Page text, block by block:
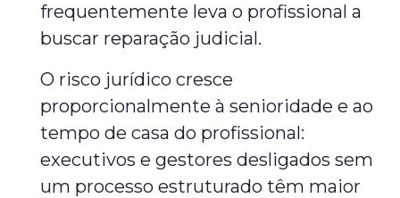
frequentemente leva o profissional a
buscar reparação judicial.
O risco jurídico cresce
proporcionalmente à senioridade e ao
tempo de casa do profissional:
executivos e gestores desligados sem
um processo estruturado têm maior